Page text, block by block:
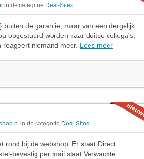
in de categorie Deal-Sites
buiten de garantie, maar van een dergelijk
opgestuurd worden naar duitse collega's,
niemand meer. Lees meer
in de categorie Deal-Sites
rond bij de webshop. Er staat Direct
bevestig per mail staat Verwachte